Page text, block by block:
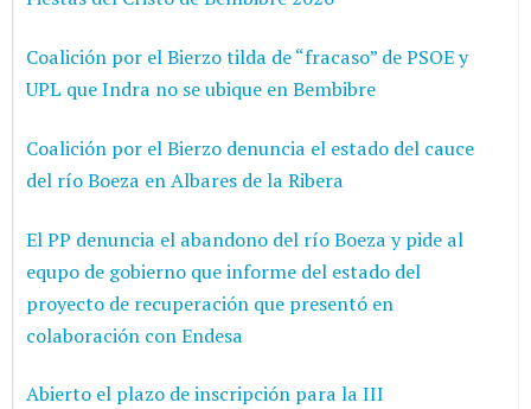
Coalición por el Bierzo tilda de “fracaso” de PSOE y
UPL que Indra no se ubique en Bembibre
Coalición por el Bierzo denuncia el estado del cauce
del río Boeza en Albares de la Ribera
El PP denuncia el abandono del río Boeza y pide al
equpo de gobierno que informe del estado del
proyecto de recuperación que presentó en
colaboración con Endesa
Abierto el plazo de inscripción para la III